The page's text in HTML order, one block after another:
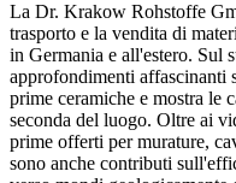
La Dr. Krakow Rohstoffe
trasporto e la vendita di
in Germania e all'estero. Sul
approfondimenti affascinanti
prime ceramiche e mostra le
seconda del luogo. Oltre ai
prime offerti per murature,
sono anche contributi